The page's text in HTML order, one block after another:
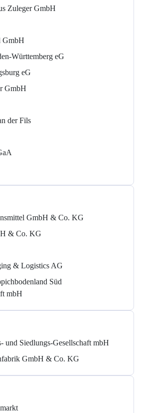
Zuleger GmbH
GmbH
Württemberg eG
eG
GmbH
der Fils
GmbH & Co. KG
& Co. KG
& Logistics AG
Süd
mbH
und Siedlungs-Gesellschaft mbH
GmbH & Co. KG